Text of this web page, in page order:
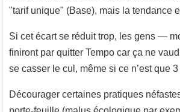
"tarif unique" (Base), mais la tendance
Si cet écart se réduit trop, les gens —
finiront par quitter Tempo car ça ne
se casser le cul, même si ce n’est que
Décourager certaines pratiques